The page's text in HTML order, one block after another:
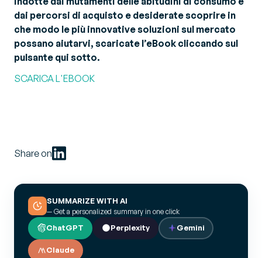
dai percorsi di acquisto e desiderate scoprire in
che modo le più innovative soluzioni sul mercato
possano aiutarvi, scaricate l’eBook cliccando sul
pulsante qui sotto.
SCARICA L'EBOOK
Share on
SUMMARIZE WITH AI
— Get a personalized summary in one click
ChatGPT Perplexity Gemini
Claude